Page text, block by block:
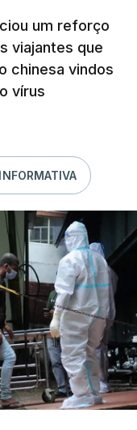
um reforço
viajantes que
chinesa vindos
vírus